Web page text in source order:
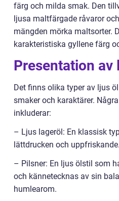
färg och milda smak. Den
ljusa maltfärgade råvaror
mängden mörka maltsorter.
karakteristiska gyllene färg
Presentation av
Det finns olika typer av ljus
smaker och karaktärer.
inkluderar:
– Ljus lageröl: En klassisk
lättdrucken och uppfriskande.
– Pilsner: En ljus ölstil som
och kännetecknas av sin
humlearom.